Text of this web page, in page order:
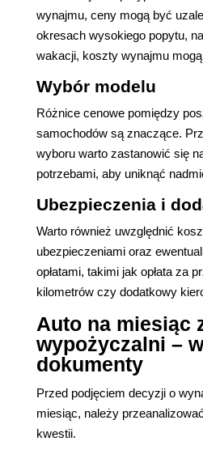
wynajmu, ceny mogą być
okresach wysokiego popytu,
wakacji, koszty wynajmu
Wybór modelu
Różnice cenowe pomiędzy
samochodów są znaczące.
wyboru warto zastanowić się
potrzebami, aby uniknąć
Ubezpieczenia i
Warto również uwzględnić
ubezpieczeniami oraz
opłatami, takimi jak opłata za
kilometrów czy dodatkowy
Auto na miesiąc
wypożyczalni –
dokumenty
Przed podjęciem decyzji o
miesiąc, należy
kwestii.